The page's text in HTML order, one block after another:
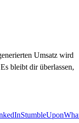
Umsatz wird
bleibt dir überlassen,
StumbleUpon